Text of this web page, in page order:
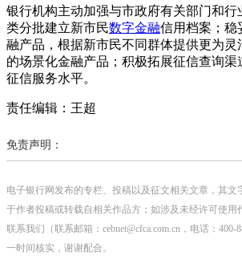
银行机构主动加强与市政府有关部门和行
类分批建立新市民数字金融信用档案；稳
融产品，根据新市民不同群体提供更为灵
的场景化金融产品；积极拓展征信查询渠
征信服务水平。
责任编辑：王超
免责声明：
电子银行网发布的专栏、投稿以及征文相关文章，其文
于作者投稿或转载自相关作品方；如涉及未经许可使用
联系我们（联系邮箱：cebnet@cfca.com.cn，电话：400-
一时间核实，谢谢配合。